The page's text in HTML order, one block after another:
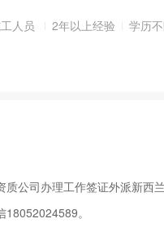
人员 2年以上经验 学历
公司办理工作签证外派新西兰
。